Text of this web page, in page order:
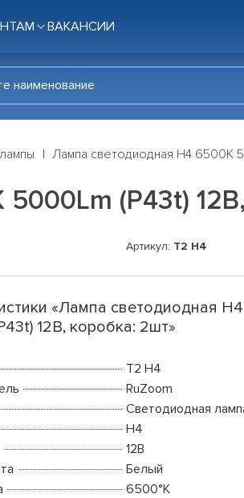
ВАКАНСИИ
Лампа светодиодная H4 6500K
(P43t)
Артикул: T2 H4
«Лампа светодиодная
12В, коробка: 2шт»
T2 H4
RuZoom
Светодиодная
H4
12В
Белый
6500°K